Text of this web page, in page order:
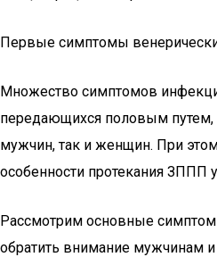
Первые симптомы
Множество симптомов
передающихся половым путем,
мужчин, так и женщин. При
особенности протекания ЗППП
Рассмотрим основные
обратить внимание мужчинам